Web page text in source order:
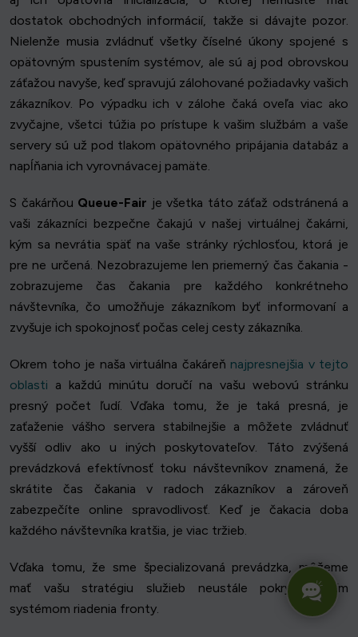
dostatok obchodných informácií, takže si dávajte pozor.
Nielenže musia zvládnuť všetky číselné úkony spojené s
opätovným spustením systémov, ale sú aj pod obrovskou
záťažou navyše, keď spravujú zálohované požiadavky vašich
zákazníkov. Po výpadku ich v zálohe čaká oveľa viac ako
zvyčajne, všetci túžia po prístupe k vašim službám a vaše
servery sú už pod tlakom opätovného pripájania databáz a
napĺňania ich vyrovnávacej pamäte.
S čakárňou Queue-Fair je všetka táto záťaž odstránená a
vaši zákazníci bezpečne čakajú v našej virtuálnej čakárni,
kým sa nevrátia späť na vaše stránky rýchlosťou, ktorá je
pre ne určená. Nezobrazujeme len priemerný čas čakania -
zobrazujeme čas čakania pre každého konkrétneho
návštevníka, čo umožňuje zákazníkom byť informovaní a
zvyšuje ich spokojnosť počas celej cesty zákazníka.
Okrem toho je naša virtuálna čakáreň najpresnejšia v tejto
oblasti a každú minútu doručí na vašu webovú stránku
presný počet ľudí. Vďaka tomu, že je taká presná, je
zaťaženie vášho servera stabilnejšie a môžete zvládnuť
vyšší odliv ako u iných poskytovateľov. Táto zvýšená
prevádzková efektívnosť toku návštevníkov znamená, že
skrátite čas čakania v radoch zákazníkov a zároveň
zabezpečíte online spravodlivosť. Keď je čakacia doba
každého návštevníka kratšia, je viac tržieb.
Vďaka tomu, že sme špecializovaná prevádzka, môžeme
mať vašu stratégiu služieb neustále pokrytú naším
systémom riadenia fronty.